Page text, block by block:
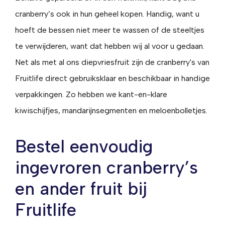
cranberry’s ook in hun geheel kopen. Handig, want u
hoeft de bessen niet meer te wassen of de steeltjes
te verwijderen, want dat hebben wij al voor u gedaan.
Net als met al ons diepvriesfruit zijn de cranberry's van
Fruitlife direct gebruiksklaar en beschikbaar in handige
verpakkingen. Zo hebben we kant-en-klare
kiwischijfjes, mandarijnsegmenten en meloenbolletjes.
Bestel eenvoudig
ingevroren cranberry’s
en ander fruit bij
Fruitlife